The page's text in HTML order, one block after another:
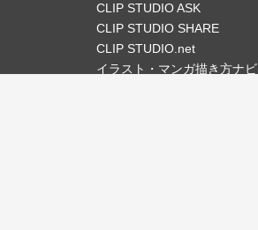
CLIP STUDIO ASK
CLIP STUDIO SHARE
CLIP STUDIO.net
イラスト・マンガ描き方ナビ